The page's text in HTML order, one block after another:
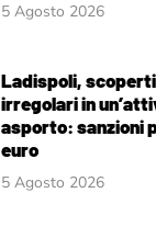
5 Agosto 2026
Ladispoli,
irregolari in
asporto: sanzioni
euro
5 Agosto 2026